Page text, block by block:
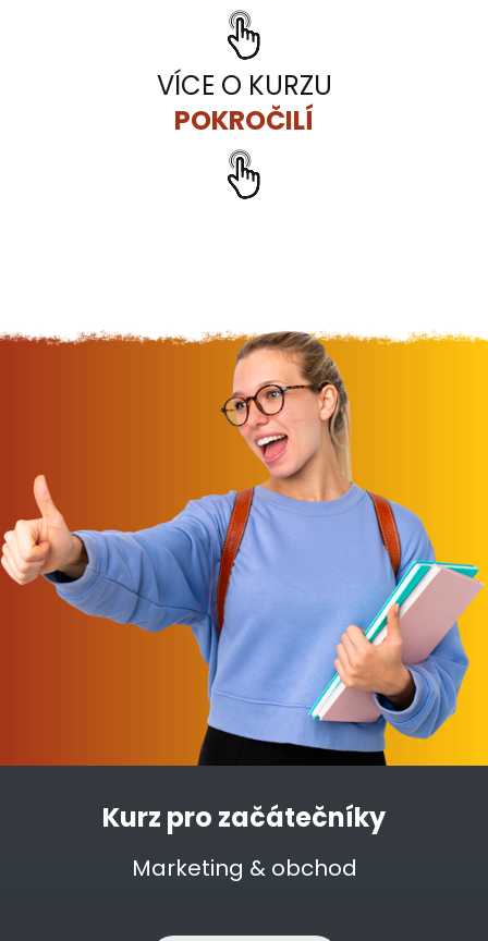
VÍCE O KURZU
POKROČILÍ
Kurz pro začátečníky
Marketing & obchod